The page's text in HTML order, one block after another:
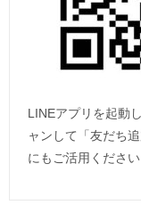
LINEアプリを起動
ャンして「友だち
にもご活用ください